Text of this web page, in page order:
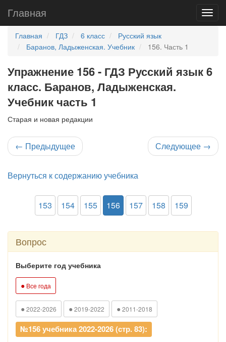
Главная
Главная ГДЗ 6 класс
Русский язык
Баранов, Ладыженская. Учебник
156. Часть 1
Упражнение 156 - ГДЗ Русский язык 6
класс. Баранов, Ладыженская.
Учебник часть 1
Старая и новая редакции
← Предыдущее Следующее →
Вернуться к содержанию учебника
153 154 155 156 157 158 159
Вопрос
Выберите год учебника
● Все года
● 2022-2026 ● 2019-2022 ● 2011-2018
№156 учебника 2022-2026 (стр. 83):